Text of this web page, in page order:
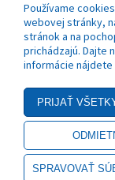
Používame
webovej stránky,
stránok a na
prichádzajú. Dajte
informácie nájdete